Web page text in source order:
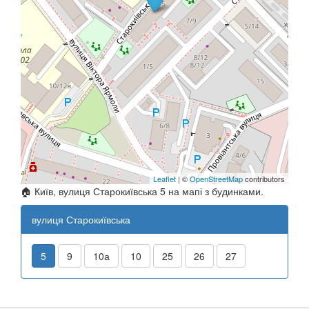
Leaflet | ©OpenStreetMapcontributors
🏠 Київ, вулиця Старокиївська 5 на мапі з будинками.
вулиця Старокиївська
5 9 10а 10 25 26 27